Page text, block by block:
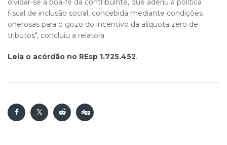
olvidar-se a boa-fé da contribuinte, que aderiu à política
fiscal de inclusão social, concebida mediante condições
onerosas para o gozo do incentivo da alíquota zero de
tributos", concluiu a relatora.
Leia o acórdão no REsp 1.725.452.